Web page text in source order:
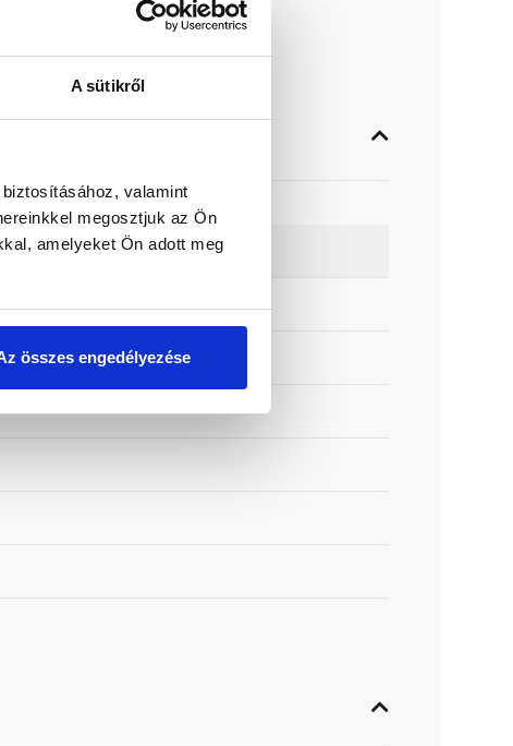
A sütikről
valamint
megosztjuk az Ön
amelyeket Ön adott meg
összes engedélyezése